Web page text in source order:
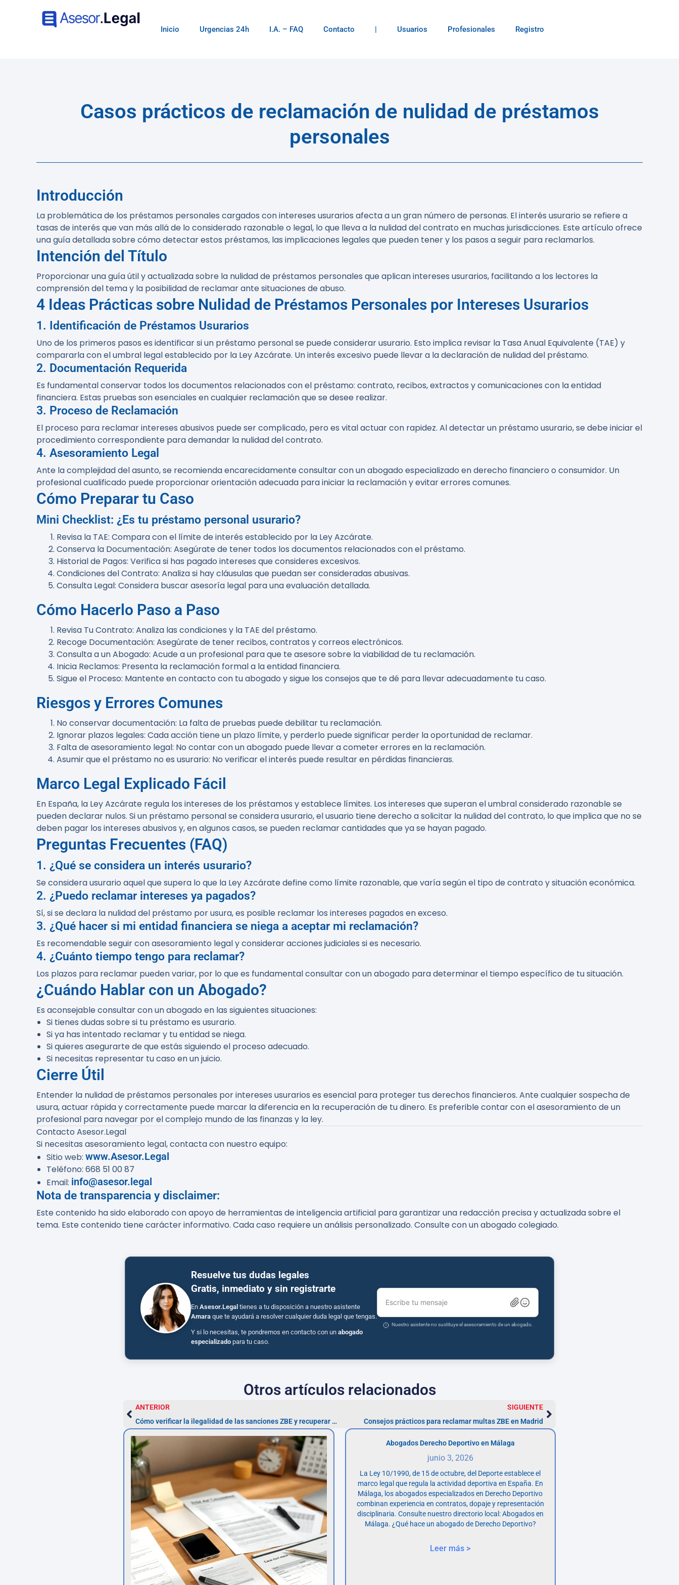
Inicio Urgencias 24h I.A. – FAQ Contacto | Usuarios Profesionales Registro
Casos prácticos de reclamación de nulidad de préstamos
personales
Introducción
La problemática de los préstamos personales cargados con intereses usurarios afecta a un gran número de personas. El interés usurario se refiere a
tasas de interés que van más allá de lo considerado razonable o legal, lo que lleva a la nulidad del contrato en muchas jurisdicciones. Este artículo ofrece
una guía detallada sobre cómo detectar estos préstamos, las implicaciones legales que pueden tener y los pasos a seguir para reclamarlos.
Intención del Título
Proporcionar una guía útil y actualizada sobre la nulidad de préstamos personales que aplican intereses usurarios, facilitando a los lectores la
comprensión del tema y la posibilidad de reclamar ante situaciones de abuso.
4 Ideas Prácticas sobre Nulidad de Préstamos Personales por Intereses Usurarios
1. Identificación de Préstamos Usurarios
Uno de los primeros pasos es identificar si un préstamo personal se puede considerar usurario. Esto implica revisar la Tasa Anual Equivalente (TAE) y
compararla con el umbral legal establecido por la Ley Azcárate. Un interés excesivo puede llevar a la declaración de nulidad del préstamo.
2. Documentación Requerida
Es fundamental conservar todos los documentos relacionados con el préstamo: contrato, recibos, extractos y comunicaciones con la entidad
financiera. Estas pruebas son esenciales en cualquier reclamación que se desee realizar.
3. Proceso de Reclamación
El proceso para reclamar intereses abusivos puede ser complicado, pero es vital actuar con rapidez. Al detectar un préstamo usurario, se debe iniciar el
procedimiento correspondiente para demandar la nulidad del contrato.
4. Asesoramiento Legal
Ante la complejidad del asunto, se recomienda encarecidamente consultar con un abogado especializado en derecho financiero o consumidor. Un
profesional cualificado puede proporcionar orientación adecuada para iniciar la reclamación y evitar errores comunes.
Cómo Preparar tu Caso
Mini Checklist: ¿Es tu préstamo personal usurario?
Revisa la TAE: Compara con el límite de interés establecido por la Ley Azcárate.
Conserva la Documentación: Asegúrate de tener todos los documentos relacionados con el préstamo.
Historial de Pagos: Verifica si has pagado intereses que consideres excesivos.
Condiciones del Contrato: Analiza si hay cláusulas que puedan ser consideradas abusivas.
Consulta Legal: Considera buscar asesoría legal para una evaluación detallada.
Cómo Hacerlo Paso a Paso
Revisa Tu Contrato: Analiza las condiciones y la TAE del préstamo.
Recoge Documentación: Asegúrate de tener recibos, contratos y correos electrónicos.
Consulta a un Abogado: Acude a un profesional para que te asesore sobre la viabilidad de tu reclamación.
Inicia Reclamos: Presenta la reclamación formal a la entidad financiera.
Sigue el Proceso: Mantente en contacto con tu abogado y sigue los consejos que te dé para llevar adecuadamente tu caso.
Riesgos y Errores Comunes
No conservar documentación: La falta de pruebas puede debilitar tu reclamación.
Ignorar plazos legales: Cada acción tiene un plazo límite, y perderlo puede significar perder la oportunidad de reclamar.
Falta de asesoramiento legal: No contar con un abogado puede llevar a cometer errores en la reclamación.
Asumir que el préstamo no es usurario: No verificar el interés puede resultar en pérdidas financieras.
Marco Legal Explicado Fácil
En España, la Ley Azcárate regula los intereses de los préstamos y establece límites. Los intereses que superan el umbral considerado razonable se
pueden declarar nulos. Si un préstamo personal se considera usurario, el usuario tiene derecho a solicitar la nulidad del contrato, lo que implica que no se
deben pagar los intereses abusivos y, en algunos casos, se pueden reclamar cantidades que ya se hayan pagado.
Preguntas Frecuentes (FAQ)
1. ¿Qué se considera un interés usurario?
Se considera usurario aquel que supera lo que la Ley Azcárate define como límite razonable, que varía según el tipo de contrato y situación económica.
2. ¿Puedo reclamar intereses ya pagados?
Sí, si se declara la nulidad del préstamo por usura, es posible reclamar los intereses pagados en exceso.
3. ¿Qué hacer si mi entidad financiera se niega a aceptar mi reclamación?
Es recomendable seguir con asesoramiento legal y considerar acciones judiciales si es necesario.
4. ¿Cuánto tiempo tengo para reclamar?
Los plazos para reclamar pueden variar, por lo que es fundamental consultar con un abogado para determinar el tiempo específico de tu situación.
¿Cuándo Hablar con un Abogado?
Es aconsejable consultar con un abogado en las siguientes situaciones:
Si tienes dudas sobre si tu préstamo es usurario.
Si ya has intentado reclamar y tu entidad se niega.
Si quieres asegurarte de que estás siguiendo el proceso adecuado.
Si necesitas representar tu caso en un juicio.
Cierre Útil
Entender la nulidad de préstamos personales por intereses usurarios es esencial para proteger tus derechos financieros. Ante cualquier sospecha de
usura, actuar rápida y correctamente puede marcar la diferencia en la recuperación de tu dinero. Es preferible contar con el asesoramiento de un
profesional para navegar por el complejo mundo de las finanzas y la ley.
Contacto Asesor.Legal
Si necesitas asesoramiento legal, contacta con nuestro equipo:
Sitio web: www.Asesor.Legal
Teléfono: 668 51 00 87
Email: info@asesor.legal
Nota de transparencia y disclaimer:
Este contenido ha sido elaborado con apoyo de herramientas de inteligencia artificial para garantizar una redacción precisa y actualizada sobre el
tema. Este contenido tiene carácter informativo. Cada caso requiere un análisis personalizado. Consulte con un abogado colegiado.
Resuelve tus dudas legales
Gratis, inmediato y sin registrarte
En Asesor.Legal tienes a tu disposición a nuestro asistente
Amara que te ayudará a resolver cualquier duda legal que tengas.
Y si lo necesitas, te pondremos en contacto con un abogado
especializado para tu caso.
Escribe tu mensaje
Nuestro asistente no sustituye el asesoramiento de un abogado.
Otros artículos relacionados
ANTERIOR
Cómo verificar la ilegalidad de las sanciones ZBE y recuperar tu dinero
SIGUIENTE
Consejos prácticos para reclamar multas ZBE en Madrid
Abogados Derecho Deportivo en Málaga
junio 3, 2026
La Ley 10/1990, de 15 de octubre, del Deporte establece el
marco legal que regula la actividad deportiva en España. En
Málaga, los abogados especializados en Derecho Deportivo
combinan experiencia en contratos, dopaje y representación
disciplinaria. Consulte nuestro directorio local: Abogados en
Málaga. ¿Qué hace un abogado de Derecho Deportivo?
Leer más >